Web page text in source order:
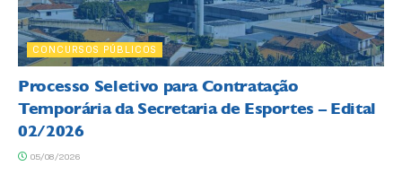
CONCURSOS PÚBLICOS
Processo Seletivo para Contratação
Temporária da Secretaria de Esportes – Edital
02/2026
05/08/2026